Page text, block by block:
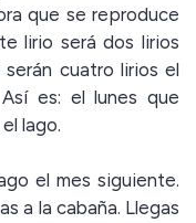
que se reproduce
lirio será dos lirios
cuatro lirios el
es: el lunes que
lago.
el mes siguiente.
a la cabaña. Llegas